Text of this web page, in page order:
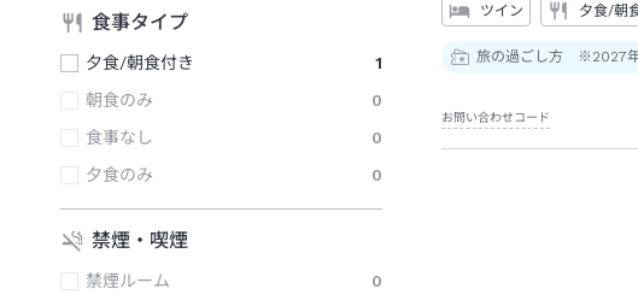
食事タイプ
夕食/朝食付き
1
朝食のみ
0
食事なし
0
夕食のみ
0
禁煙・喫煙
禁煙ルーム
0
ツイン 夕食/朝
旅の過ごし方 ※2027年
お問い合わせコード